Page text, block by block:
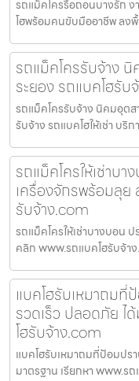
รถแม็คโครรื้อถอนบางรัก ง
โฮพร้อมคนขับมืออาชีพ ลง
รถแม็คโครรับจ้าง
ระยอง รถแบคโฮรับ
รถแม็คโครรับจ้าง นิคมอุต
รับจ้าง รถแบคโฮให้เช่า บริ
รถแม็คโครให้เช่าบ
เครื่องจักรพร้อมลุย
รับจ้าง.com
รถแม็คโครให้เช่าบางบอน
คลิก www.รถแบคโฮรับจ้า
แบคโฮรับเหมาถม
รวดเร็ว ปลอดภัย ไ
โฮรับจ้าง.com
แบคโฮรับเหมาถมที่ป้อมปร
มาตรฐาน เรียกหา www.ร